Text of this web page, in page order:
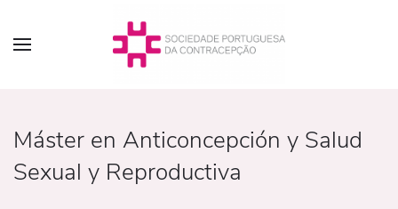
Máster en Anticoncepción y Salud
Sexual y Reproductiva